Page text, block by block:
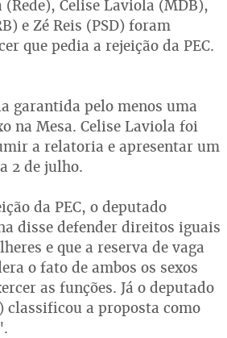
(Rede), Celise Laviola (MDB),
e Zé Reis (PSD) foram
que pedia a rejeição da PEC.
garantida pelo menos uma
na Mesa. Celise Laviola foi
a relatoria e apresentar um
2 de julho.
da PEC, o deputado
disse defender direitos iguais
e que a reserva de vaga
o fato de ambos os sexos
as funções. Já o deputado
classificou a proposta como